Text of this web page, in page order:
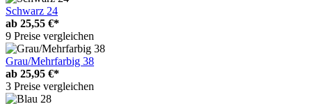
Schwarz 24
ab 25,55 €*
9 Preise vergleichen
Grau/Mehrfarbig 38
ab 25,95 €*
3 Preise vergleichen